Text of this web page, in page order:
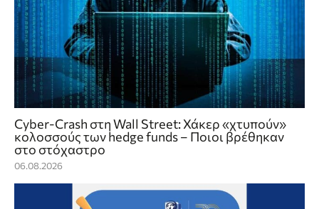
Cyber-Crash στη Wall Street: Χάκερ «χτυπούν»
κολοσσούς των hedge funds – Ποιοι βρέθηκαν
στο στόχαστρο
06.08.2026